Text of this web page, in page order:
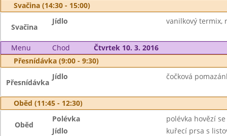
Svačina (14:30 - 15:00)
Svačina
Jídlo vanilkový termix,
Menu Chod
Čtvrtek 10. 3. 2016
Přesnídávka (9:00 - 9:30)
Přesnídávka
Jídlo čočková
Oběd (11:45 - 12:30)
Oběd
Polévka
polévka hovězí
Jídlo
kuřecí prsa s